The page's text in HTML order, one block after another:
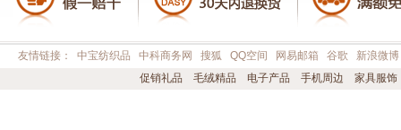
友情链接： 中宝纺织品 中科商务网 搜狐 QQ空间 网易邮箱 谷歌
新浪微博
促销礼品
毛绒精品 电子产品 手机周边 家具服饰